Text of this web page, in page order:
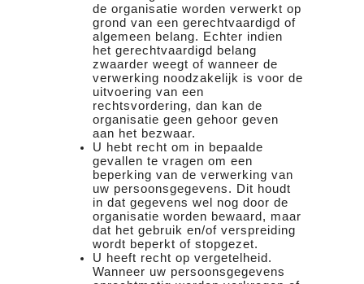
de organisatie worden verwerkt op
grond van een gerechtvaardigd of
algemeen belang. Echter indien
het gerechtvaardigd belang
zwaarder weegt of wanneer de
verwerking noodzakelijk is voor de
uitvoering van een
rechtsvordering, dan kan de
organisatie geen gehoor geven
aan het bezwaar.
U hebt recht om in bepaalde
gevallen te vragen om een
beperking van de verwerking van
uw persoonsgegevens. Dit houdt
in dat gegevens wel nog door de
organisatie worden bewaard, maar
dat het gebruik en/of verspreiding
wordt beperkt of stopgezet.
U heeft recht op vergetelheid.
Wanneer uw persoonsgegevens